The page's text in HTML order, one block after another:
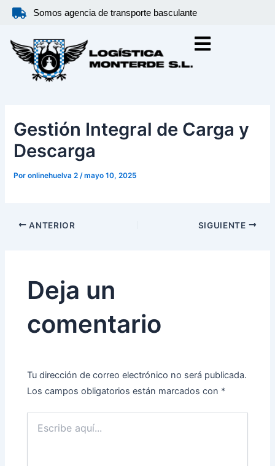
contenido
Somos agencia de transporte basculante
Gestión Integral de Carga y
Descarga
Poronlinehuelva 2/mayo 10, 2025
ANTERIOR SIGUIENTE
Deja un
comentario
Tu dirección de correo electrónico no será publicada.
Los campos obligatorios están marcados con *
aquí...